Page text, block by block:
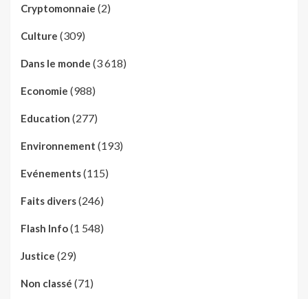
Cryptomonnaie (2)
Culture (309)
Dans le monde (3 618)
Economie (988)
Education (277)
Environnement (193)
Evénements(115)
Faits divers(246)
Flash Info(1 548)
Justice (29)
Non classé (71)